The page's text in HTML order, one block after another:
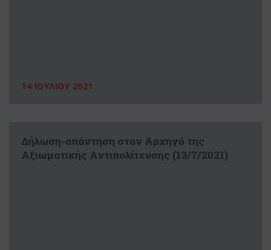
14 ΙΟΥΛΙΟΥ 2021
Δήλωση-απάντηση στον Αρχηγό της
Αξιωματικής Αντιπολίτευσης (13/7/2021)